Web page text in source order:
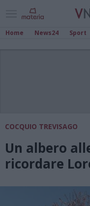
Home News24 Sport
COCQUIO TREVISAGO
Un albero
ricordare